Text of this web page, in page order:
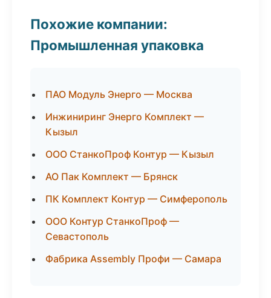
Похожие компании:
Промышленная упаковка
ПАО Модуль Энерго — Москва
Инжиниринг Энерго Комплект —
Кызыл
ООО СтанкоПроф Контур — Кызыл
АО Пак Комплект — Брянск
ПК Комплект Контур — Симферополь
ООО Контур СтанкоПроф —
Севастополь
Фабрика Assembly Профи — Самара